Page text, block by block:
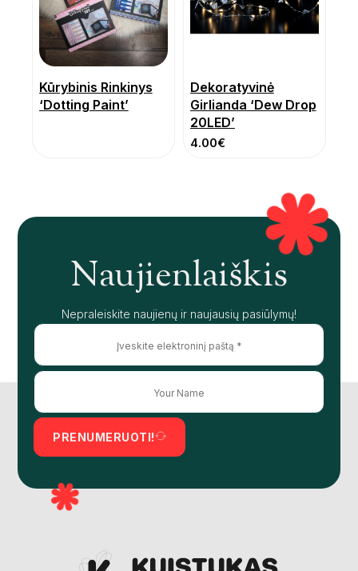
Kūrybinis Rinkinys
‘Dotting Paint’
Dekoratyvinė
Girlianda ‘Dew Drop
20LED’
4.00€
Naujienlaiškis
Nepraleiskite naujienų ir naujausių pasiūlymų!
PRENUMERUOTI!